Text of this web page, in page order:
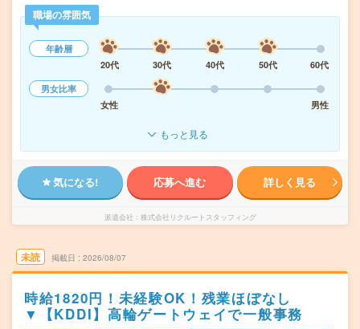
職場の雰囲気
年齢層
20代
30代 40代 50代
60代
男女比率
女性
男性
もっと見る
気になる! 応募へ進む 詳しく見る
派遣会社 株式会社リクルートスタッフィング
未読 掲載日 2026/08/07
時給1820円！未経験OK！残業ほぼなし
▼【KDDI】高輪ゲートウェイで一般事務